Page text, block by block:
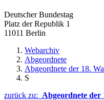
Deutscher Bundestag
Platz der Republik 1
11011 Berlin
Webarchiv
Abgeordnete
Abgeordnete der 18.
S
zurück zu: Abgeordnete der